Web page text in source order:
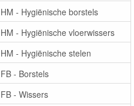
HM - Hygiënische borstels
HM - Hygiënische vloerwissers
HM - Hygiënische stelen
FB - Borstels
FB - Wissers